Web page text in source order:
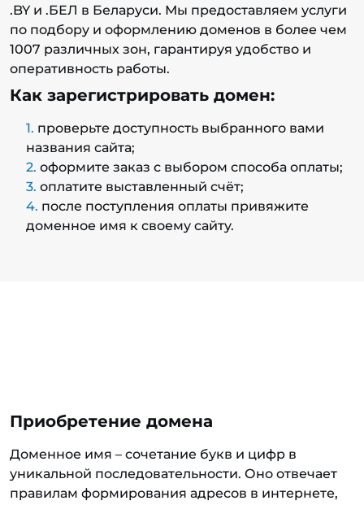
.BY и .БЕЛ в Беларуси. Мы предоставляем услуги
по подбору и оформлению доменов в более чем
1007 различных зон, гарантируя удобство и
оперативность работы.
Как зарегистрировать домен:
проверьте доступность выбранного вами
названия сайта;
оформите заказ с выбором способа оплаты;
оплатите выставленный счёт;
после поступления оплаты привяжите
доменное имя к своему сайту.
Приобретение домена
Доменное имя – сочетание букв и цифр в
уникальной последовательности. Оно отвечает
правилам формирования адресов в интернете,